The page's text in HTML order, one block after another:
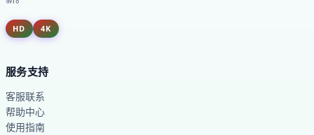
HD 4K
服务支持
客服联系
帮助中心
使用指南